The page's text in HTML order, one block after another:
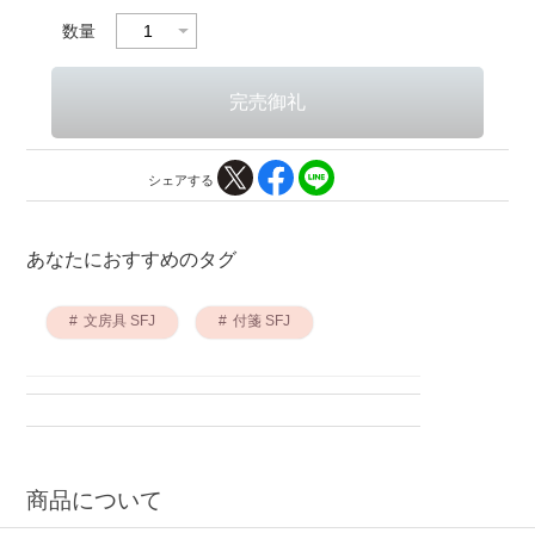
数量
シェアする
あなたにおすすめのタグ
文房具 SFJ 付箋 SFJ
商品について